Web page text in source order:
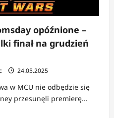
opóźnione –
finał na grudzień
24.05.2025
w MCU nie odbędzie się
przesunęli premierę...